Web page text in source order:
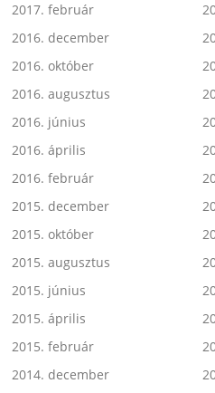
2017. február
2016. december
2016. október
2016. augusztus
2016. június
2016. április
2016. február
2015. december
2015. október
2015. augusztus
2015. június
2015. április
2015. február
2014. december